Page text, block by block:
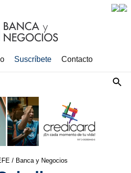
Suscríbete Contacto
/ Banca y Negocios